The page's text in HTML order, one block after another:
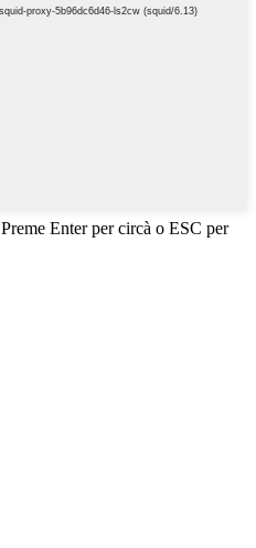
Preme Enter per circà o ESC per